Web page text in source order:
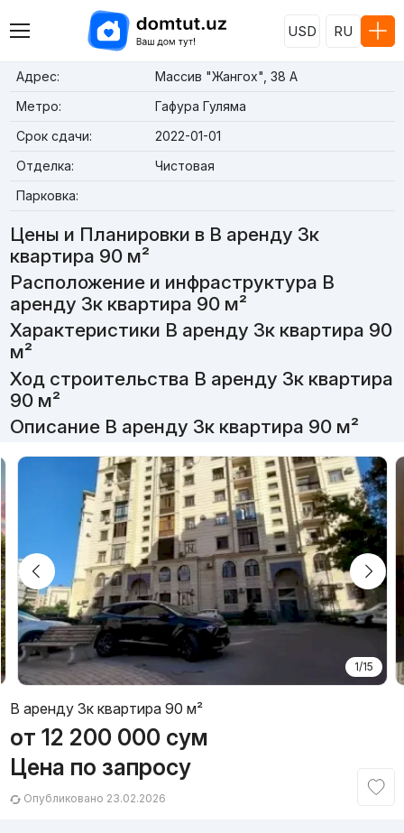
USD RU
Адрес:
Массив "Жангох", 38 А
Метро:
Гафура Гуляма
Срок сдачи:
2022-01-01
Отделка:
Чистовая
Парковка:
Цены и Планировки в В аренду 3к
квартира 90 м²
Расположение и инфраструктура В
аренду 3к квартира 90 м²
Характеристики В аренду 3к квартира 90
м²
Ход строительства В аренду 3к квартира
90 м²
Описание В аренду 3к квартира 90 м²
1/15
В аренду 3к квартира 90 м²
от 12 200 000 сум
Цена по запросу
Опубликовано 23.02.2026